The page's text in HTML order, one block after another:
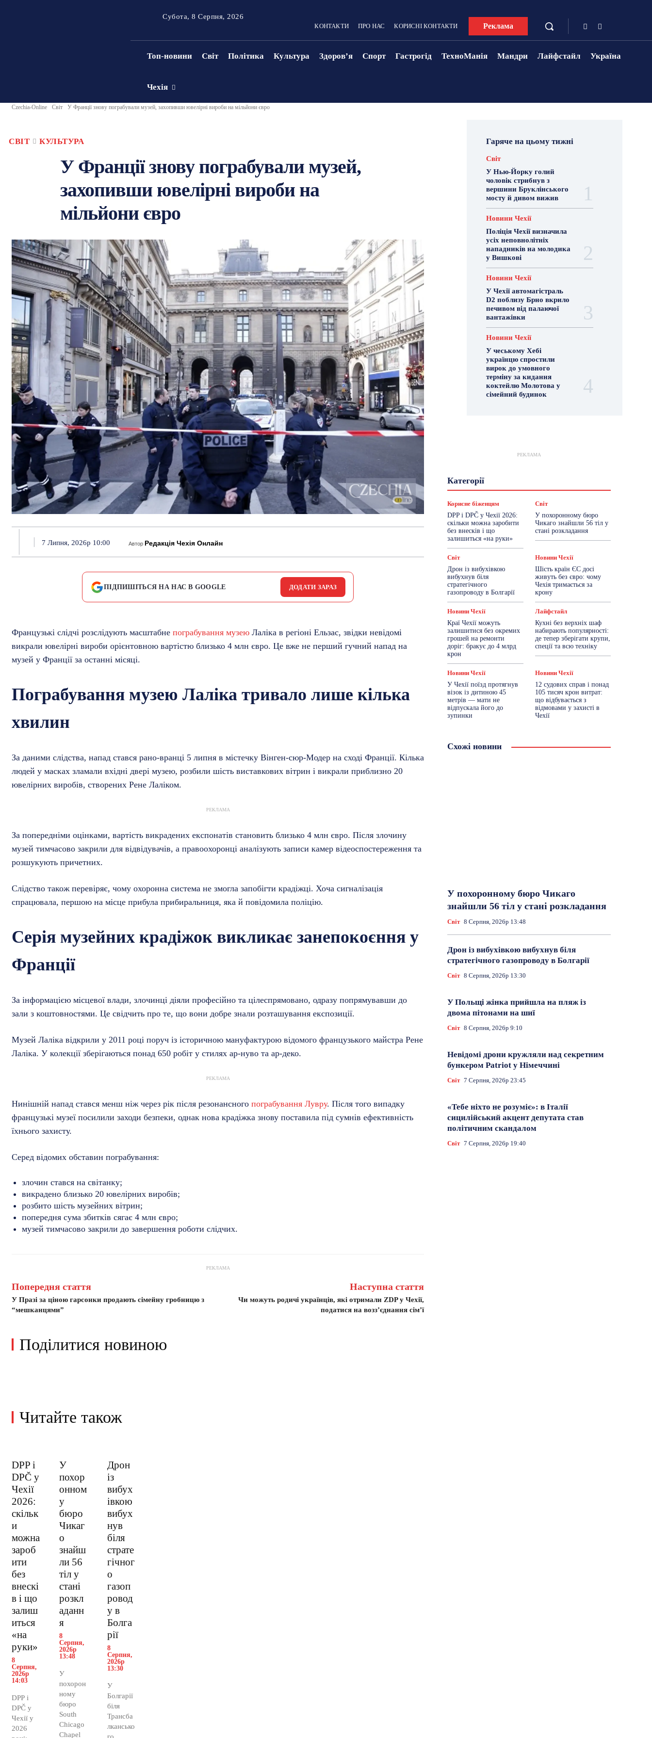
Субота, 8 Серпня, 2026
КОНТАКТИ ПРО НАС КОРИСНІ КОНТАКТИ Реклама
Топ-новини Світ Політика Культура Здоровʼя Спорт Гастрогід ТехноМанія Мандри Лайфстайл Україна
Чехія
Czechia-Online Світ У Франції знову пограбували музей, захопивши ювелірні вироби на мільйони євро
СВІТ КУЛЬТУРА
У Франції знову пограбували музей,
захопивши ювелірні вироби на
мільйони євро
7 Липня, 2026р 10:00 Автор Редакція Чехія Онлайн
ПІДПИШІТЬСЯ НА НАС В GOOGLE ДОДАТИ ЗАРАЗ
Французькі слідчі розслідують масштабне пограбування музею Лаліка в регіоні Ельзас, звідки невідомі
викрали ювелірні вироби орієнтовною вартістю близько 4 млн євро. Це вже не перший гучний напад на
музей у Франції за останні місяці.
Пограбування музею Лаліка тривало лише кілька
хвилин
За даними слідства, напад стався рано-вранці 5 липня в містечку Вінген-сюр-Модер на сході Франції. Кілька
людей у масках зламали вхідні двері музею, розбили шість виставкових вітрин і викрали приблизно 20
ювелірних виробів, створених Рене Лаліком.
РЕКЛАМА
За попередніми оцінками, вартість викрадених експонатів становить близько 4 млн євро. Після злочину
музей тимчасово закрили для відвідувачів, а правоохоронці аналізують записи камер відеоспостереження та
розшукують причетних.
Слідство також перевіряє, чому охоронна система не змогла запобігти крадіжці. Хоча сигналізація
спрацювала, першою на місце прибула прибиральниця, яка й повідомила поліцію.
Серія музейних крадіжок викликає занепокоєння у
Франції
За інформацією місцевої влади, злочинці діяли професійно та цілеспрямовано, одразу попрямувавши до
зали з коштовностями. Це свідчить про те, що вони добре знали розташування експозиції.
Музей Лаліка відкрили у 2011 році поруч із історичною мануфактурою відомого французького майстра Рене
Лаліка. У колекції зберігаються понад 650 робіт у стилях ар-нуво та ар-деко.
РЕКЛАМА
Нинішній напад стався менш ніж через рік після резонансного пограбування Лувру. Після того випадку
французькі музеї посилили заходи безпеки, однак нова крадіжка знову поставила під сумнів ефективність
їхнього захисту.
Серед відомих обставин пограбування:
злочин стався на світанку;
викрадено близько 20 ювелірних виробів;
розбито шість музейних вітрин;
попередня сума збитків сягає 4 млн євро;
музей тимчасово закрили до завершення роботи слідчих.
РЕКЛАМА
Попередня стаття
У Празі за ціною гарсонки продають сімейну гробницю з
“мешканцями”
Наступна стаття
Чи можуть родичі українців, які отримали ZDP у Чехії,
податися на возз’єднання сім’ї
Поділитися новиною
Читайте також
DPP і
DPČ у
Чехії
2026:
скільк
и
можна
зароб
ити
без
внескі
в і що
залиш
иться
«на
руки»
8
Серпня,
2026р
14:03
DPP і
DPČ у
Чехії у
2026
У
похор
онном
у
бюро
Чикаг
о
знайш
ли 56
тіл у
стані
розкл
аданн
я
8
Серпня,
2026р
13:48
У
похорон
ному
бюро
South
Chicago
Chapel
Дрон
із
вибух
івкою
вибух
нув
біля
страте
гічног
о
газоп
ровод
у в
Болга
рії
8
Серпня,
2026р
13:30
У
Болгарії
біля
Трансба
лкансько
Гаряче на цьому тижні
Світ
У Нью-Йорку голий
чоловік стрибнув з
вершини Бруклінського
мосту й дивом вижив
Новини Чехії
Поліція Чехії визначила
усіх неповнолітніх
нападників на молодика
у Вишкові
Новини Чехії
У Чехії автомагістраль
D2 поблизу Брно вкрило
печивом від палаючої
вантажівки
Новини Чехії
У чеському Хебі
українцю спростили
вирок до умовного
терміну за кидання
коктейлю Молотова у
сімейний будинок
РЕКЛАМА
КатегоріїГастрогід
Знай Чехію
Новини України
Новини Чехії
Політика
Поради Робота
Сад та город
Світ
Спорт ТехноМанія
Топ-новини
Фоторепортаж
Корисне біженцям
DPP і DPČ у Чехії 2026:
скільки можна заробити
без внесків і що
залишиться «на руки»
Світ
У похоронному бюро
Чикаго знайшли 56 тіл у
стані розкладання
Світ
Дрон із вибухівкою
вибухнув біля
стратегічного
газопроводу в Болгарії
Новини Чехії
Шість країн ЄС досі
живуть без євро: чому
Чехія тримається за
крону
Новини Чехії
Краї Чехії можуть
залишитися без окремих
грошей на ремонти
доріг: бракує до 4 млрд
крон
Лайфстайл
Кухні без верхніх шаф
набирають популярності:
де тепер зберігати крупи,
спеції та всю техніку
Новини Чехії
У Чехії поїзд протягнув
візок із дитиною 45
метрів — мати не
відпускала його до
зупинки
Новини Чехії
12 судових справ і понад
105 тисяч крон витрат:
що відбувається з
відмовами у захисті в
Чехії
Схожі новини
У похоронному бюро Чикаго
знайшли 56 тіл у стані розкладання
Світ 8 Серпня, 2026р 13:48
Дрон із вибухівкою вибухнув біля
стратегічного газопроводу в Болгарії
Світ 8 Серпня, 2026р 13:30
У Польщі жінка прийшла на пляж із
двома пітонами на шиї
Світ 8 Серпня, 2026р 9:10
Невідомі дрони кружляли над секретним
бункером Patriot у Німеччині
Світ 7 Серпня, 2026р 23:45
«Тебе ніхто не розуміє»: в Італії
сицилійський акцент депутата став
політичним скандалом
Світ 7 Серпня, 2026р 19:40